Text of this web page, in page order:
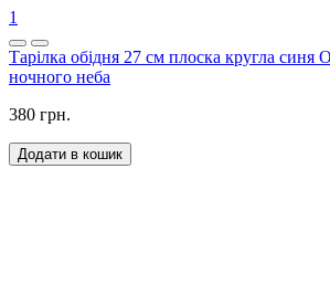
1
Тарілка обідня 27 см плоска кругла синя
ночного неба
380 грн.
Додати в кошик